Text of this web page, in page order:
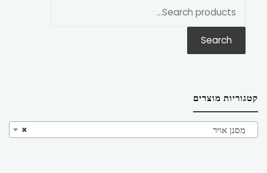
Search
קטגוריות מוצרים
× מסנן אויר